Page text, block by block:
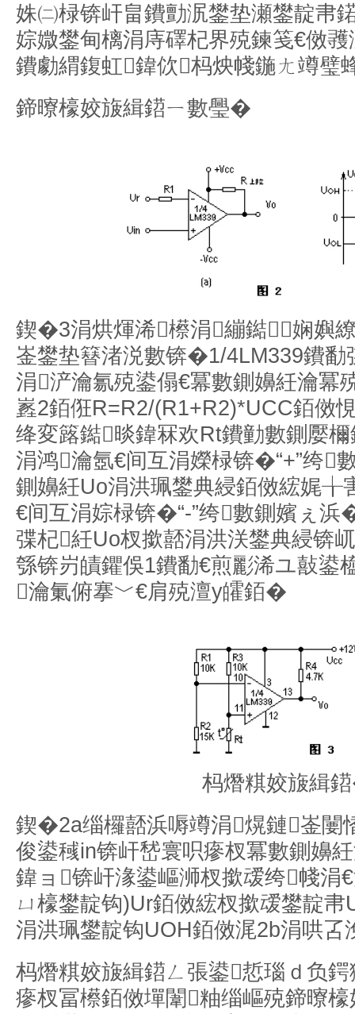
姝㈡椂锛屽畠鐨勯泦鐢垫瀬鐢靛帇
婃媺鐢甸樆涓庤礋杞界殑鍊笺€傚
鐨勮緭鍑虹鍏佽杩炴帴鍦ㄤ竴璧
鍗曢檺姣旇緝鍣ㄧ數璺�
鍥�3涓烘煇浠櫒涓繃鐑娴嬩
崟鐢垫簮渚涚數锛�1/4LM339鐨勫
涓浐瀹氱殑鍙傝€冪數鍘嬶紝瀹冪
嶳2銆俇R=R2/(R1+R2)*UCC銆傚
绛変簬鐑晱鍏冧欢Rt鐨勭數鍘嬮
涓鸿瀹氬€间互涓嬫椂锛�“+”绔
鍘嬶紝Uo涓洪珮鐢典綅銆傚綋娓╁
€间互涓婃椂锛�“-”绔數鍘嬪ぇ浜
弽杞紝Uo杈撳嚭涓洪浂鐢典綅锛
綔锛岃皟鑺俁1鐨勫€煎彲浠ユ敼鍙
瀹氭俯搴﹀€肩殑澶у皬銆�
杩熸粸姣旇緝
鍥�2a缁欏嚭浜嗕竴涓熀鏈崟闄
俊鍙稶in锛屽嵆寰呮瘮杈冪數鍘嬶
鍏ョ锛屽湪鍙嶇浉杈撳叆绔帴
ㄩ檺鐢靛钩)Ur銆傚綋杈撳叆鐢靛
涓洪珮鐢靛钩UOH銆傚浘2b涓哄
杩熸粸姣旇緝鍣ㄥ張鍙悊瑙ｄ负
瘮杈冨櫒銆傚墠闈粙缁嶇殑鍗曢